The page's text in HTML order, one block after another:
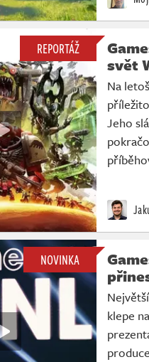
REPORTÁŽ
svět
Na
Jeho
NOVINKA
klepe